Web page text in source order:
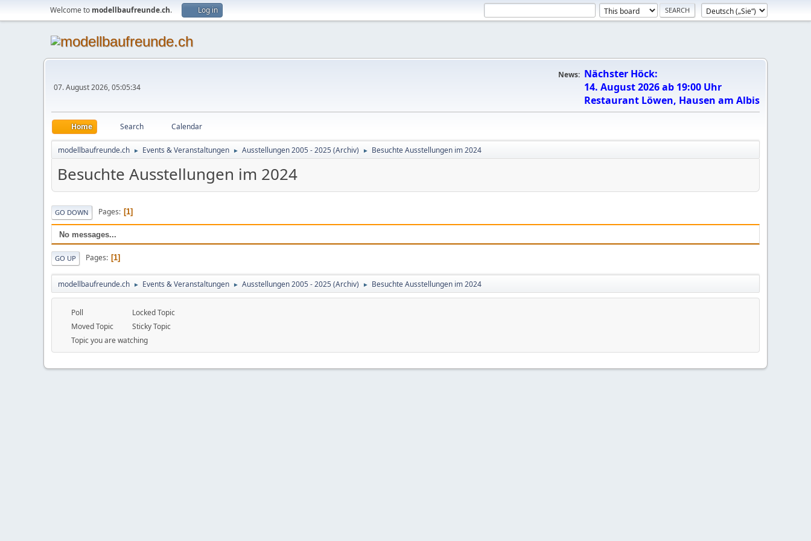
Welcome to modellbaufreunde.ch. Log in
07. August 2026, 05:05:34
News: Nächster Höck:
14. August 2026 ab 19:00 Uhr
Restaurant Löwen, Hausen am Albis
Home Search Calendar
modellbaufreunde.ch ► Events & Veranstaltungen ► Ausstellungen 2005 - 2025 (Archiv) ► Besuchte Ausstellungen im 2024
Besuchte Ausstellungen im 2024
GO DOWN Pages 1
No messages...
GO UP Pages 1
modellbaufreunde.ch ► Events & Veranstaltungen ► Ausstellungen 2005 - 2025 (Archiv) ► Besuchte Ausstellungen im 2024
Poll
Moved Topic
Locked Topic
Sticky Topic
Topic you are watching